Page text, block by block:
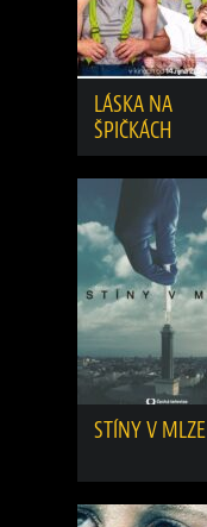
LÁSKA NA
ŠPIČKÁCH
STÍNY V MLZE